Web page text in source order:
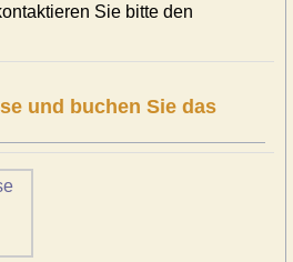
Sie bitte den
und buchen Sie das